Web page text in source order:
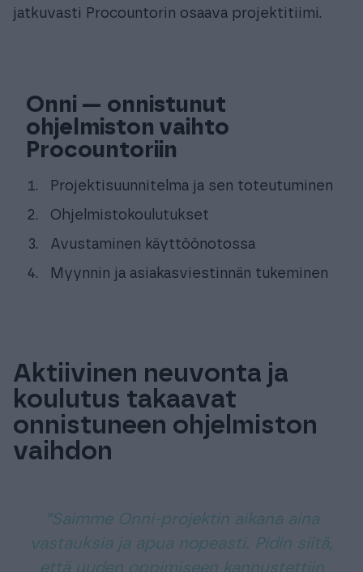
jatkuvasti Procountorin osaava projektitiimi.
Onni — onnistunut
ohjelmiston vaihto
Procountoriin
Projektisuunnitelma ja sen toteutuminen
Ohjelmistokoulutukset
Avustaminen käyttöönotossa
Myynnin ja asiakasviestinnän tukeminen
Aktiivinen neuvonta ja
koulutus takaavat
onnistuneen ohjelmiston
vaihdon
”Saimme Onni-projektin aikana aina
vastauksia ja apua nopeasti. Pidin siitä,
että uuden oppimiseen kannustettiin